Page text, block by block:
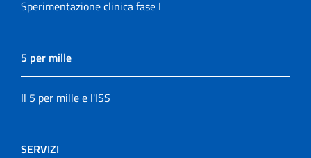
Sperimentazione clinica fase I
5 per mille
Il 5 per mille e l'ISS
SERVIZI